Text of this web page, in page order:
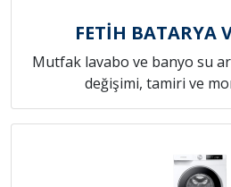
FETİH BATARYA
Mutfak lavabo ve banyo su
değişimi, tamiri ve